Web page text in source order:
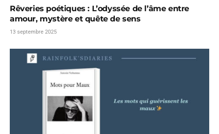
Rêveries poétiques : L’odyssée de l’âme entre
amour, mystère et quête de sens
13 septembre 2025